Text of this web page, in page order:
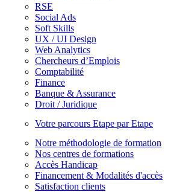
RSE
Social Ads
Soft Skills
UX / UI Design
Web Analytics
Chercheurs d’Emplois
Comptabilité
Finance
Banque & Assurance
Droit / Juridique
Votre parcours Etape par Etape
Notre méthodologie de formation
Nos centres de formations
Accès Handicap
Financement & Modalités d'accès
Satisfaction clients